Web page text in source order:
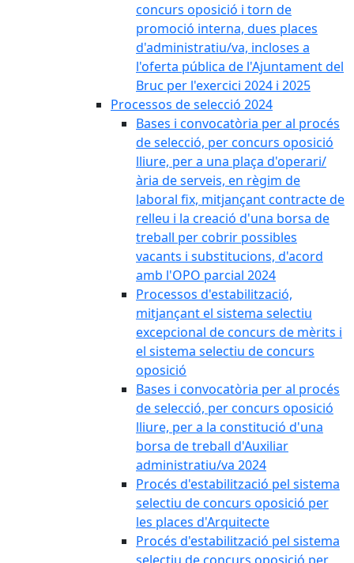
concurs oposició i torn de
promoció interna, dues places
d'administratiu/va, incloses a
l'oferta pública de l'Ajuntament del
Bruc per l'exercici 2024 i 2025
Processos de selecció 2024
Bases i convocatòria per al procés
de selecció, per concurs oposició
lliure, per a una plaça d'operari/
ària de serveis, en règim de
laboral fix, mitjançant contracte de
relleu i la creació d'una borsa de
treball per cobrir possibles
vacants i substitucions, d'acord
amb l'OPO parcial 2024
Processos d'estabilització,
mitjançant el sistema selectiu
excepcional de concurs de mèrits i
el sistema selectiu de concurs
oposició
Bases i convocatòria per al procés
de selecció, per concurs oposició
lliure, per a la constitució d'una
borsa de treball d'Auxiliar
administratiu/va 2024
Procés d'estabilització pel sistema
selectiu de concurs oposició per
les places d'Arquitecte
Procés d'estabilització pel sistema